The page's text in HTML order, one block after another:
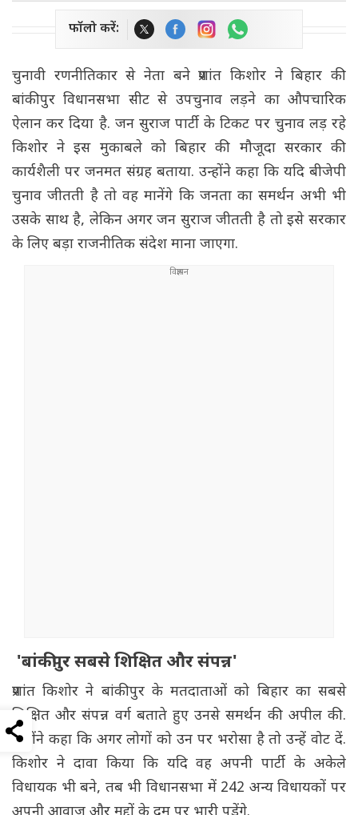
फॉलो करें:
चुनावी रणनीतिकार से नेता बने प्रशांत किशोर ने बिहार की
बांकीपुर विधानसभा सीट से उपचुनाव लड़ने का औपचारिक
ऐलान कर दिया है. जन सुराज पार्टी के टिकट पर चुनाव लड़ रहे
किशोर ने इस मुकाबले को बिहार की मौजूदा सरकार की
कार्यशैली पर जनमत संग्रह बताया. उन्होंने कहा कि यदि बीजेपी
चुनाव जीतती है तो वह मानेंगे कि जनता का समर्थन अभी भी
उसके साथ है, लेकिन अगर जन सुराज जीतती है तो इसे सरकार
के लिए बड़ा राजनीतिक संदेश माना जाएगा.
'बांकीपुर सबसे शिक्षित और संपन्न'
प्रशांत किशोर ने बांकीपुर के मतदाताओं को बिहार का सबसे
शिक्षित और संपन्न वर्ग बताते हुए उनसे समर्थन की अपील की.
उन्होंने कहा कि अगर लोगों को उन पर भरोसा है तो उन्हें वोट दें.
किशोर ने दावा किया कि यदि वह अपनी पार्टी के अकेले
विधायक भी बने, तब भी विधानसभा में 242 अन्य विधायकों पर